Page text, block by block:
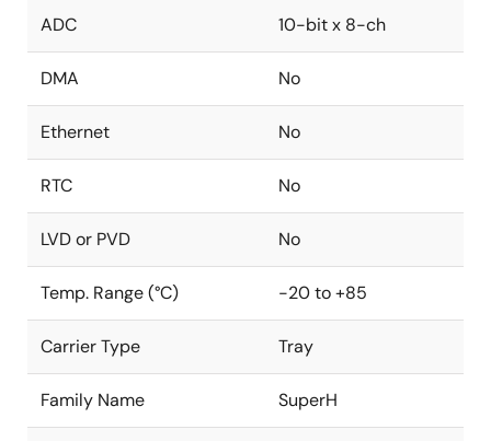
ADC 10-bit x 8-ch
DMA No
Ethernet No
RTC No
LVD or PVD No
Temp. Range (°C) -20 to +85
Carrier Type Tray
Family Name SuperH